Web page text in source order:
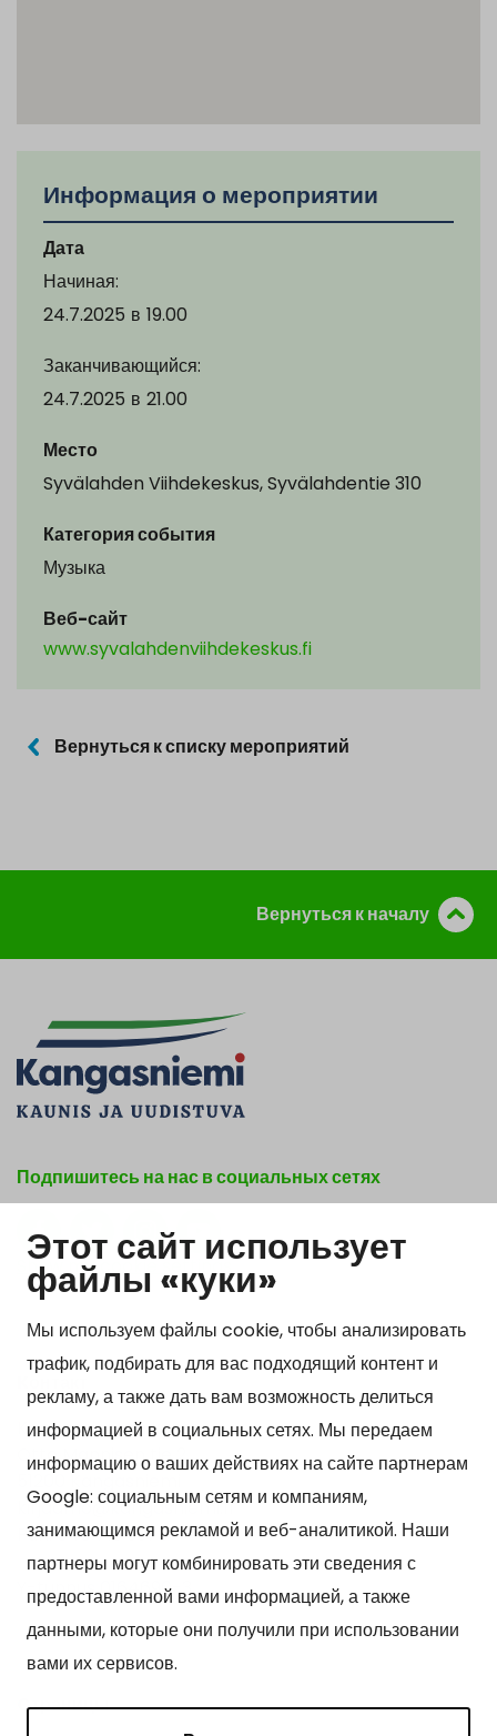
Этот сайт использует
файлы «куки»
Мы используем файлы cookie, чтобы анализировать
трафик, подбирать для вас подходящий контент и
рекламу, а также дать вам возможность делиться
информацией в социальных сетях. Мы передаем
информацию о ваших действиях на сайте партнерам
Google: социальным сетям и компаниям,
занимающимся рекламой и веб-аналитикой. Наши
партнеры могут комбинировать эти сведения с
предоставленной вами информацией, а также
данными, которые они получили при использовании
вами их сервисов.
Информация о мероприятии
Дата
Начиная:
24.7.2025 в 19.00
Заканчивающийся:
24.7.2025 в 21.00
Место
Syvälahden Viihdekeskus, Syvälahdentie 310
Категория события
Музыка
Веб-сайт
www.syvalahdenviihdekeskus.fi
Вернуться к списку мероприятий
Вернуться к началу
Подпишитесь на нас в социальных сетях
Show my cookie settings
Kangasniemen kunta
Otto Mannisen tie 2
51200 Kangasniemi
kirjaamo@kangasniemi.fi
Puh. 040 719 9370
Y-tunnus 0164690-3
Cтраницы